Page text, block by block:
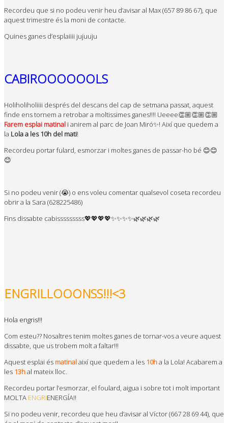
Recordeu que si no podeu venir heu d’avisar al Max (657 89 86 67), que
aquest trimestre és la moni de contacte.
Quines ganes d’esplaiiii jujuuju
CABIROOOOOOLS
Holiholiholiiii després del descans del cap de setmana passat, aquest
finde ens tornem a retrobar a moltissimes ganes!!!! Ueeee👏🏼👏🏼👏🏼
Farem esplai matinal i anirem al parc de Joan Miró✨! Així que quedem a
la Lola a les 10h del mati!
Recordeu portar fulard, esmorzar i moltes ganes de passar-ho bé 😊😊
😊
Si no podeu venir (😭) o ens voleu comentar qualsevol coseta recordeu
obrir a la Sara (628225486)
Fins dissabte cabisssssssss💖💖💖💖✨✨✨✨🌿🌿🌿🌿
ENGRILLOOONSS!!!<3
Hola engris!!!
Com esteu?? Nosaltres tenim moltes ganes de tornar-vos a veure aquest
dissabte, que us trobem molt a faltar!!!
Aquest esplai és matinalaixí que quedem a les 10ha la Lola! Acabarem a
les 13hal mateix lloc.
Recordeu portar l’esmorzar, el foulard, aigua i sobre tot i molt important
MOLTA ENGRIENERGÍA!!
Si no podeu venir, recordeu que heu d’avisar al Víctor (667 28 69 44), que